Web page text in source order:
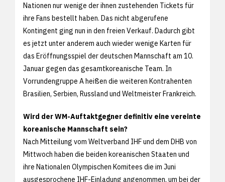
Nationen nur wenige der ihnen zustehenden Tickets für
ihre Fans bestellt haben. Das nicht abgerufene
Kontingent ging nun in den freien Verkauf. Dadurch gibt
es jetzt unter anderem auch wieder wenige Karten für
das Eröffnungsspiel der deutschen Mannschaft am 10.
Januar gegen das gesamtkoreanische Team. In
Vorrundengruppe A heißen die weiteren Kontrahenten
Brasilien, Serbien, Russland und Weltmeister Frankreich.
Wird der WM-Auftaktgegner definitiv eine vereinte
koreanische Mannschaft sein?
Nach Mitteilung vom Weltverband IHF und dem DHB von
Mittwoch haben die beiden koreanischen Staaten und
ihre Nationalen Olympischen Komitees die im Juni
ausgesprochene IHF-Einladung angenommen, um bei der